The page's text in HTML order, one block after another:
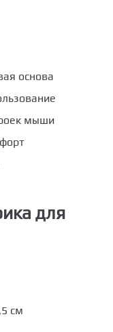
основа
мыши
для
см